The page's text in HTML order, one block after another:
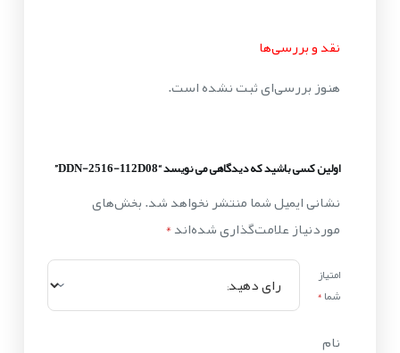
نقد و بررسی‌ها
هنوز بررسی‌ای ثبت نشده است.
اولین کسی باشید که دیدگاهی می نویسد “DDN-2516-112D08”
نشانی ایمیل شما منتشر نخواهد شد.بخش‌های
موردنیاز علامت‌گذاری شده‌اند*
امتیاز
شما*
نام